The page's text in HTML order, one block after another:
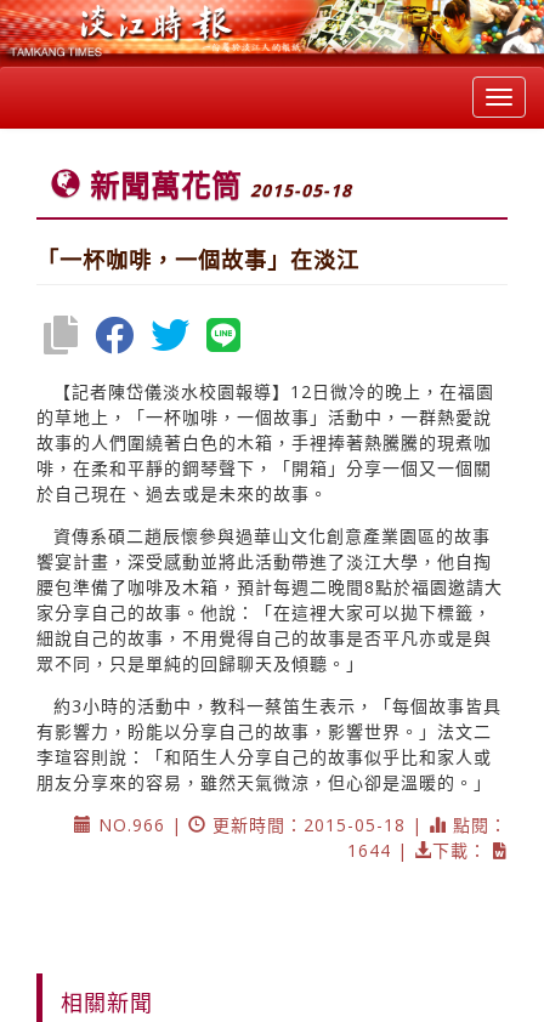
新聞萬花筒 2015-05-18
「一杯咖啡，一個故事」在淡江
【記者陳岱儀淡水校園報導】12日微冷的晚上，在福園
的草地上，「一杯咖啡，一個故事」活動中，一群熱愛說
故事的人們圍繞著白色的木箱，手裡捧著熱騰騰的現煮咖
啡，在柔和平靜的鋼琴聲下，「開箱」分享一個又一個關
於自己現在、過去或是未來的故事。
資傳系碩二趙辰懷參與過華山文化創意產業園區的故事
饗宴計畫，深受感動並將此活動帶進了淡江大學，他自掏
腰包準備了咖啡及木箱，預計每週二晚間8點於福園邀請大
家分享自己的故事。他說：「在這裡大家可以拋下標籤，
細說自己的故事，不用覺得自己的故事是否平凡亦或是與
眾不同，只是單純的回歸聊天及傾聽。」
約3小時的活動中，教科一蔡笛生表示，「每個故事皆具
有影響力，盼能以分享自己的故事，影響世界。」法文二
李瑄容則說：「和陌生人分享自己的故事似乎比和家人或
朋友分享來的容易，雖然天氣微涼，但心卻是溫暖的。」
NO.966 |
更新時間：2015-05-18 |
點閱：
1644 |
下載：
相關新聞